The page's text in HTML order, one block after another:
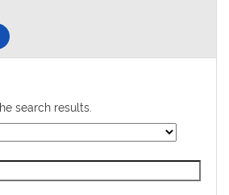
search results.